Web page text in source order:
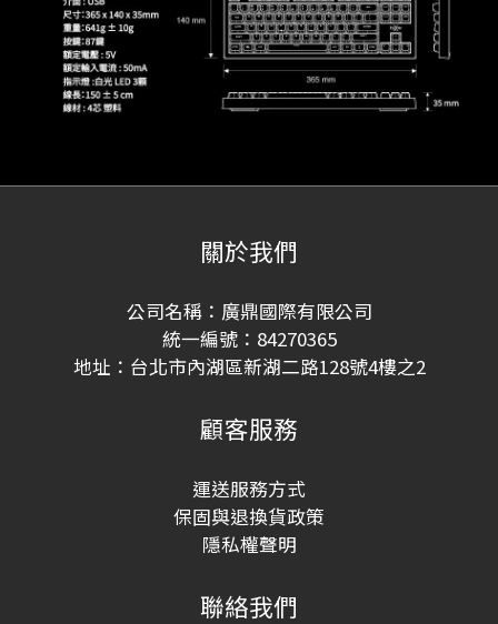
關於我們
公司名稱：廣鼎國際有限公司
統一編號：84270365
地址：台北市內湖區新湖二路128號4樓之2
顧客服務
運送服務方式
保固與退換貨政策
隱私權聲明
聯絡我們